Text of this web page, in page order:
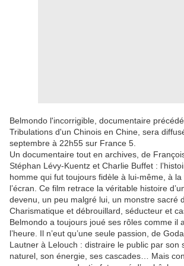
Belmondo l'incorrigible, documentaire
Tribulations d'un Chinois en Chine, sera
septembre à 22h55 sur France 5.
Un documentaire tout en archives, de
Stéphan Lévy-Kuentz et Charlie Buffet :
homme qui fut toujours fidèle à lui-même, à la
l’écran. Ce film retrace la véritable histoire
devenu, un peu malgré lui, un monstre sacré
Charismatique et débrouillard, séducteur et
Belmondo a toujours joué ses rôles comme il
l’heure. Il n’eut qu’une seule passion, de
Lautner à Lelouch : distraire le public par son
naturel, son énergie, ses cascades… Mais